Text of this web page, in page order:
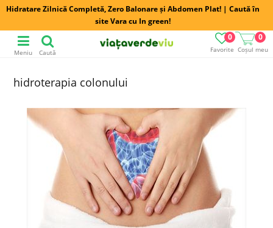
Hidratare Zilnică Completă, Zero Balonare și Abdomen Plat! | Caută în
site Vara cu In green!
Favorite
0
Coșul meu
0
Meniu Caută
hidroterapia colonului